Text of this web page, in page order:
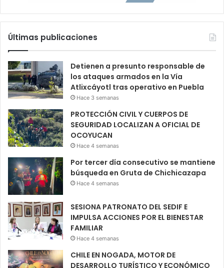
Últimas publicaciones
Detienen a presunto responsable de
los ataques armados en la Vía
Atlixcáyotl tras operativo en Puebla
Hace 3 semanas
PROTECCIÓN CIVIL Y CUERPOS DE
SEGURIDAD LOCALIZAN A OFICIAL DE
OCOYUCAN
Hace 4 semanas
Por tercer día consecutivo se mantiene
búsqueda en Gruta de Chichicazapa
Hace 4 semanas
SESIONA PATRONATO DEL SEDIF E
IMPULSA ACCIONES POR EL BIENESTAR
FAMILIAR
Hace 4 semanas
CHILE EN NOGADA, MOTOR DE
DESARROLLO TURÍSTICO Y ECONÓMICO